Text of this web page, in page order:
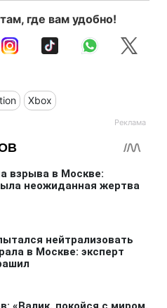
где вам удобно!
Xbox